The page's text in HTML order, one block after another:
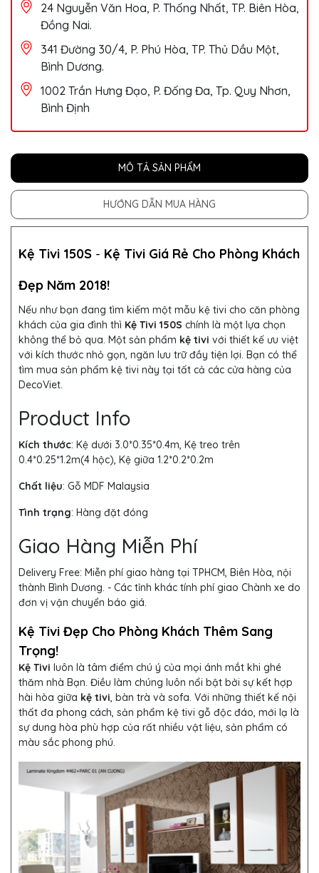
24 Nguyễn Văn Hoa, P. Thống Nhất, TP. Biên Hòa,
Đồng Nai.
341 Đường 30/4, P. Phú Hòa, TP. Thủ Dầu Một,
Bình Dương.
1002 Trần Hưng Đạo, P. Đống Đa, Tp. Quy Nhơn,
Bình Định
MÔ TẢ SẢN PHẨM
HƯỚNG DẪN MUA HÀNG
Kệ Tivi 150S - Kệ Tivi Giá Rẻ Cho Phòng Khách
Đẹp Năm 2018!
Nếu như bạn đang tìm kiếm một mẫu kệ tivi cho căn phòng
khách của gia đình thì Kệ Tivi 150S chính là một lựa chọn
không thể bỏ qua. Một sản phẩm kệ tivi với thiết kế ưu việt
với kích thước nhỏ gọn, ngăn lưu trữ đầy tiện lợi. Bạn có thể
tìm mua sản phẩm kệ tivi này tại tất cả các cửa hàng của
DecoViet.
Product Info
Kích thước: Kệ dưới 3.0*0.35*0.4m, Kệ treo trên
0.4*0.25*1.2m(4 hộc), Kệ giữa 1.2*0.2*0.2m
Chất liệu: Gỗ MDF Malaysia
Tình trạng: Hàng đặt đóng
Giao Hàng Miễn Phí
Delivery Free: Miễn phí giao hàng tại TPHCM, Biên Hòa, nội
thành Bình Dương. - Các tỉnh khác tính phí giao Chành xe do
đơn vị vận chuyển báo giá.
Kệ Tivi Đẹp Cho Phòng Khách Thêm Sang
Trọng!
Kệ Tivi luôn là tâm điểm chú ý của mọi ánh mắt khi ghé
thăm nhà Bạn. Điều làm chúng luôn nổi bật bởi sự kết hợp
hài hòa giữa kệ tivi, bàn trà và sofa. Với những thiết kế nội
thất đa phong cách, sản phẩm kệ tivi gỗ độc đáo, mới lạ là
sự dung hòa phù hợp của rất nhiều vật liệu, sản phẩm có
màu sắc phong phú.